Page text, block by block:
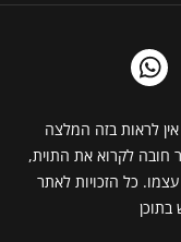
אין לראות בזה המלצה
חובה לקרוא את התוית,
כל הזכויות לאתר
בתוכן